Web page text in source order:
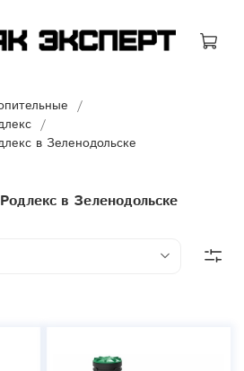
в Зеленодольске
в Зеленодольске